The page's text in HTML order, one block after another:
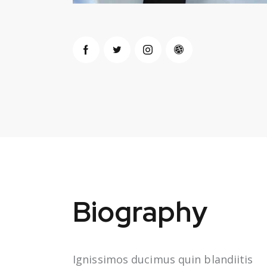
Biography
Ignissimos ducimus quin blandiitis